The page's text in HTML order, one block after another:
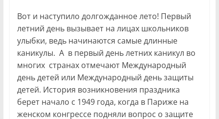
Вот и наступило долгожданное лето! Первый
летний день вызывает на лицах школьников
улыбки, ведь начинаются самые длинные
каникулы. А в первый день летних каникул во
многих странах отмечают Международный
день детей или Международный день защиты
детей. История возникновения праздника
берет начало с 1949 года, когда в Париже на
женском конгрессе подняли вопрос о защите